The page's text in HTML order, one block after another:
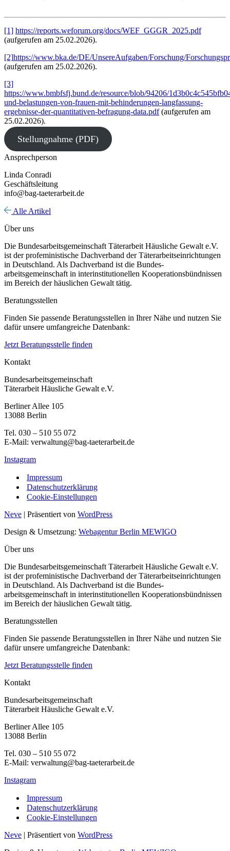
[1] https://reports.weforum.org/docs/WEF_GGGR_2025.pdf
(aufgerufen am 25.02.2026).
[2]https://www.bka.de/DE/UnsereAufgaben/Forschung/
(aufgerufen am 25.02.2026).
[3]
https://www.bmbfsfj.bund.de/resource/blob/94206/
und-belastungen-von-frauen-mit-behinderungen-langfassung-
ergebnisse-der-quantitativen-befragung-data.pdf(aufgerufen am
25.02.2026).
Stellungnahme (PDF)
Ansprechperson
Linda Conradi
Geschäftsleitung
info@bag-taeterarbeit.de
Alle Artikel
Über uns
Die Bundesarbeitsgemeinschaft Täterarbeit Häusliche Gewalt e.V.
ist der profeministische Dachverband der Täterarbeitseinrichtungen
in Deutschland. Als Dachverband ist die Bundes-
arbeitsgemeinschaft in interinstitutionellen Kooperationsbündnissen
im Bereich der häuslichen Gewalt tätig.
Beratungsstellen
Finden Sie passende Beratungsstellen in Ihrer Nähe und nutzen Sie
dafür unsere umfangreiche Datenbank:
Jetzt Beratungsstelle finden
Kontakt
Bundesarbeitsgemeinschaft
Täterarbeit Häusliche Gewalt e.V.
Berliner Allee 105
13088 Berlin
Tel. 030 – 510 55 072
E-Mail: verwaltung@bag-taeterarbeit.de
Instagram
Impressum
Datenschutzerklärung
Cookie-Einstellungen
Neve | Präsentiert von WordPress
Design & Umsetzung: Webagentur Berlin MEWIGO
Über uns
Die Bundesarbeitsgemeinschaft Täterarbeit Häusliche Gewalt e.V.
ist der profeministische Dachverband der Täterarbeitseinrichtungen
in Deutschland. Als Dachverband ist die Bundes-
arbeitsgemeinschaft in interinstitutionellen Kooperationsbündnissen
im Bereich der häuslichen Gewalt tätig.
Beratungsstellen
Finden Sie passende Beratungsstellen in Ihrer Nähe und nutzen Sie
dafür unsere umfangreiche Datenbank:
Jetzt Beratungsstelle finden
Kontakt
Bundesarbeitsgemeinschaft
Täterarbeit Häusliche Gewalt e.V.
Berliner Allee 105
13088 Berlin
Tel. 030 – 510 55 072
E-Mail: verwaltung@bag-taeterarbeit.de
Instagram
Impressum
Datenschutzerklärung
Cookie-Einstellungen
Neve | Präsentiert von WordPress